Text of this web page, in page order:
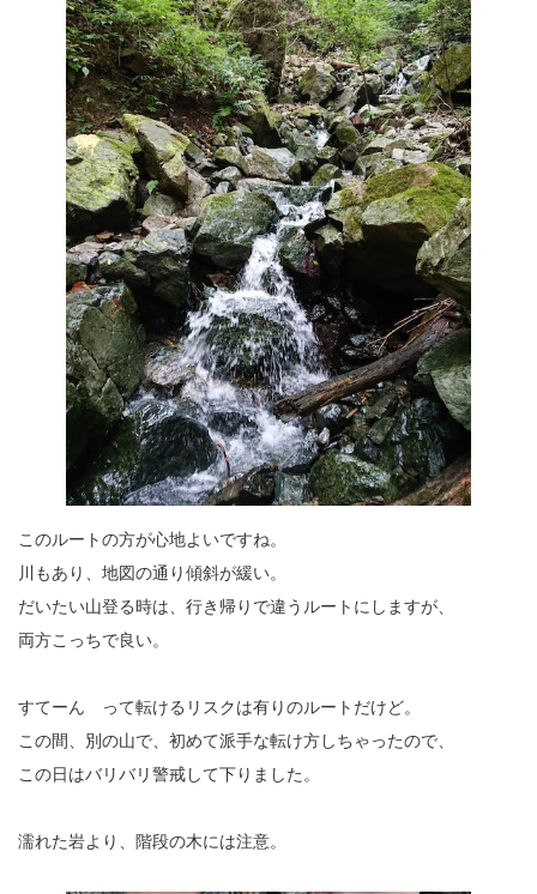
このルートの方が心地よいですね。
川もあり、地図の通り傾斜が緩い。
だいたい山登る時は、行き帰りで違うルートにしますが、
両方こっちで良い。
すてーん って転けるリスクは有りのルートだけど。
この間、別の山で、初めて派手な転け方しちゃったので、
この日はバリバリ警戒して下りました。
濡れた岩より、階段の木には注意。